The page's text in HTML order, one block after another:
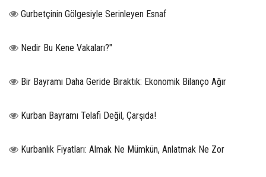
Gurbetçinin Gölgesiyle Serinleyen Esnaf
Nedir Bu Kene Vakaları?"
Bir Bayramı Daha Geride Bıraktık: Ekonomik Bilanço Ağır
Kurban Bayramı Telafi Değil, Çarşıda!
Kurbanlık Fiyatları: Almak Ne Mümkün, Anlatmak Ne Zor